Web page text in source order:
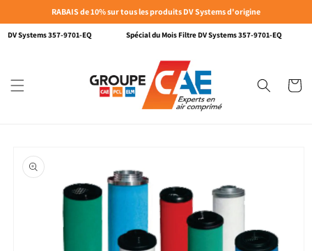
RABAIS de 10% sur tous les produits DV Systems d'origine
DV Systems 357-9701-EQ Spécial du Mois Filtre DV Systems 357-9701-EQ
et passer
au
contenu
Panier
informations
produits